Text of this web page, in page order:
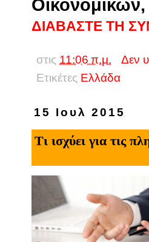
ΔΙΑΒΑΣΤΕ ΤΗ
στις 11:06 π.μ.
Δεν
Ετικέτες Eλλάδα
15 Ιουλ 2015
Τι ισχύει για τις